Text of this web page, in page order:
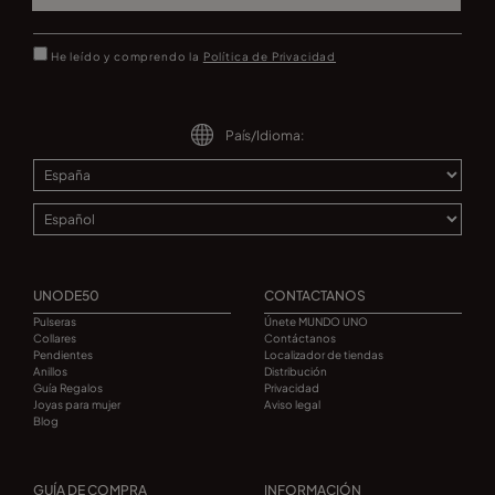
He leído y comprendo la Política de Privacidad
País/Idioma:
UNODE50
Pulseras
Collares
Pendientes
Anillos
Guía Regalos
Joyas para mujer
Blog
CONTACTANOS
Únete MUNDO UNO
Contáctanos
Localizador de tiendas
Distribución
Privacidad
Aviso legal
GUÍA DE COMPRA INFORMACIÓN